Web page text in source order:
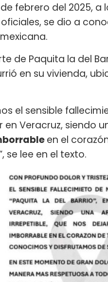
febrero del 2025, a
se dio a
de Paquita la del
en su vivienda,
el sensible
en Veracruz, siendo
en el
se lee en el texto.